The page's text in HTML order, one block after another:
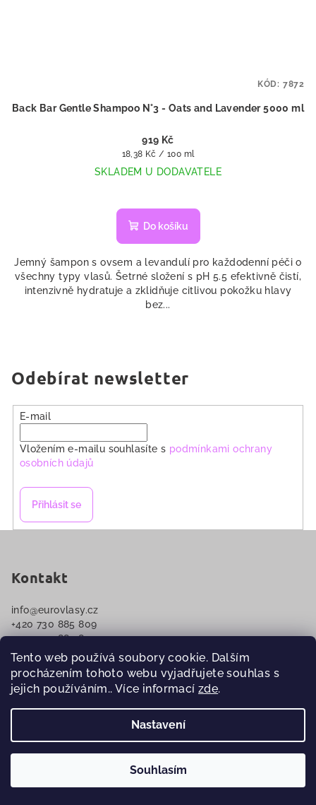
Tento web používá soubory cookie. Dalším
procházením tohoto webu vyjadřujete souhlas s
jejich používáním.. Více informací zde.
Nastavení
Souhlasím
Back Bar Gentle Shampoo N°3 - Oats and Lavender 5000 ml
919 Kč
Měrná
cena:
18,38 Kč / 100 ml
SKLADEM U DODAVATELE
Do košíku
Jemný šampon s ovsem a levandulí pro každodenní péči o
všechny typy vlasů. Šetrné složení s pH 5.5 efektivně čistí,
intenzivně hydratuje a zklidňuje citlivou pokožku hlavy
bez...
KÓD: 7872
Odebírat newsletter
E-mail
Vložením e-mailu souhlasíte s podmínkami ochrany
osobních údajů
Přihlásit se
í
Kontakt
info@eurovlasy.cz
+420 730 885 809
+420 730 885 809
Information for you
Doprava a platba
×
Nad 299 Kčdárek k nákupu
Nad 1000 Kčdoprava ZDARMA—Objednat